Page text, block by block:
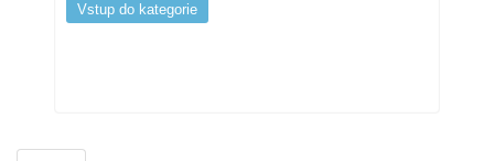
Vstup do kategorie